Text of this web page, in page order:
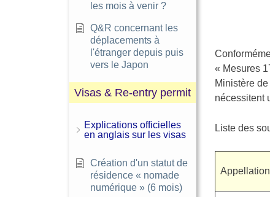
les mois à venir ?
Q&R concernant les
déplacements à
l'étranger depuis puis
vers le Japon
Visas & Re-entry permit
Explications officielles
en anglais sur les visas
Création d'un statut de
résidence « nomade
numérique » (6 mois)
« Mesures
Ministère
nécessitent
Liste des